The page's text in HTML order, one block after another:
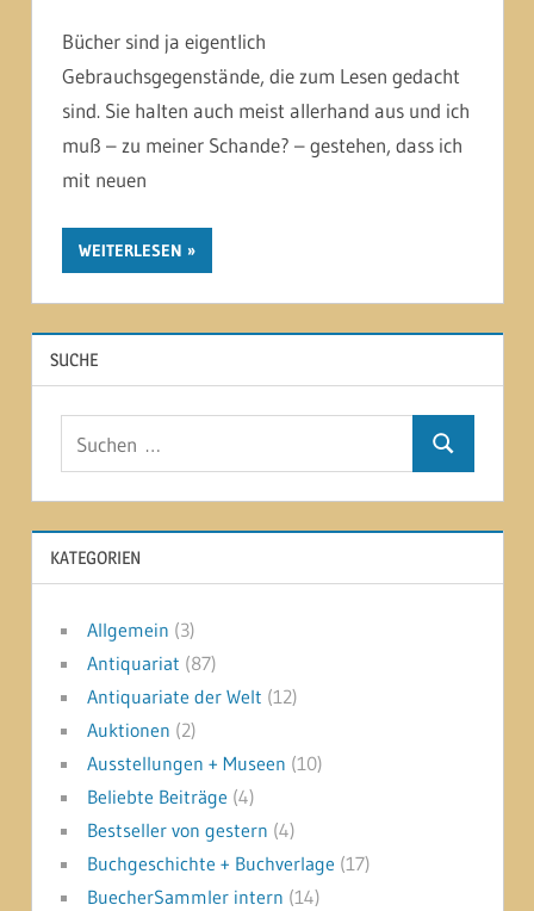
Bücher sind ja eigentlich
Gebrauchsgegenstände, die zum Lesen gedacht
sind. Sie halten auch meist allerhand aus und ich
muß – zu meiner Schande? – gestehen, dass ich
mit neuen
WEITERLESEN
SUCHE
Suchen
KATEGORIEN
Allgemein (3)
Antiquariat (87)
Antiquariate der Welt (12)
Auktionen (2)
Ausstellungen + Museen (10)
Beliebte Beiträge (4)
Bestseller von gestern (4)
Buchgeschichte + Buchverlage (17)
BuecherSammler intern (14)